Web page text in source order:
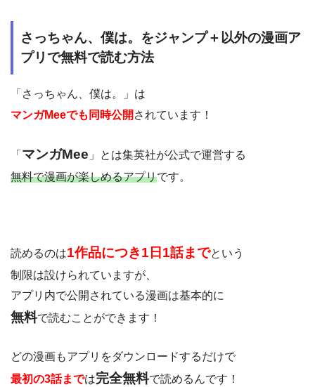
さっちゃん、僕は。をジャンプ＋以外の漫画ア
プリで無料で読む方法
「さっちゃん、僕は。」は
マンガMeeでも同時公開 されています！
「 マンガMee 」とは集英社が公式で運営する
無料で漫画が楽しめるアプリです。
読めるのは1作品につき1日1話までと いう
制限は設けられていますが、
アプリ内で公開されている漫画は基本的に
無料で読むことができます！
どの漫画もアプリをダウンロードするだけで
最初の3話までは完全無料で読めるんです！